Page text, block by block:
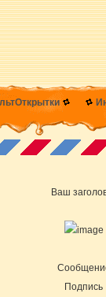
Ваш
Подпись